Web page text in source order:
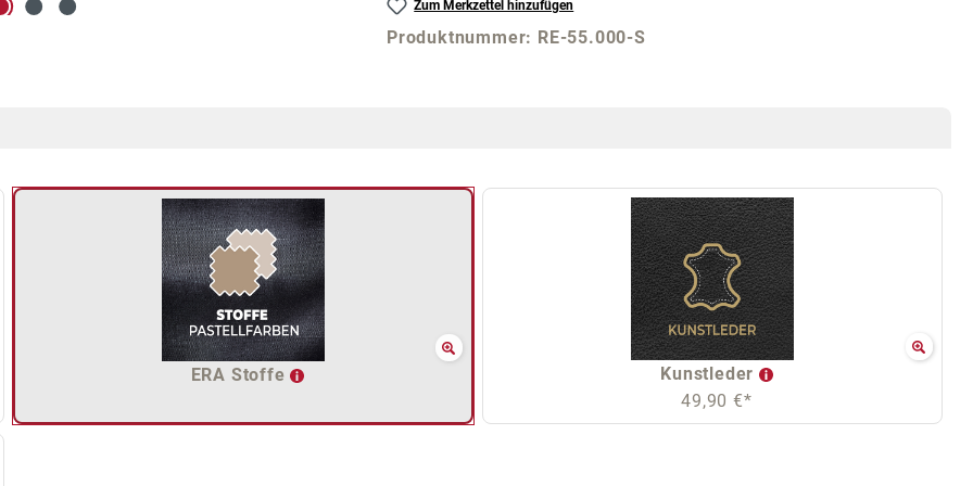
Zum Merkzettel hinzufügen
Produktnummer: RE-55.000-S
ERA Stoffe
Kunstleder
49,90 €*